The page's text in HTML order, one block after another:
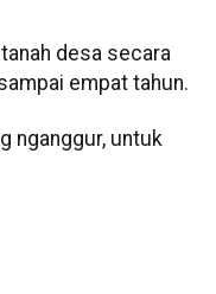
desa secara
empat tahun.
nganggur, untuk